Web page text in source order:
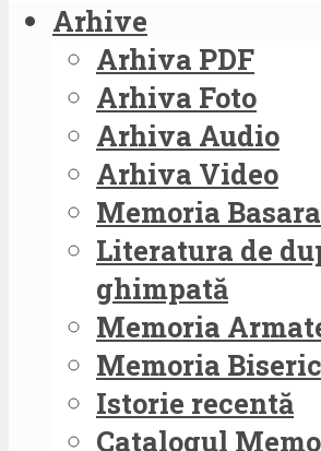
Arhive
Arhiva PDF
Arhiva Foto
Arhiva Audio
Arhiva Video
Memoria
Literatura de
ghimpată
Memoria
Memoria
Istorie recentă
Catalogul